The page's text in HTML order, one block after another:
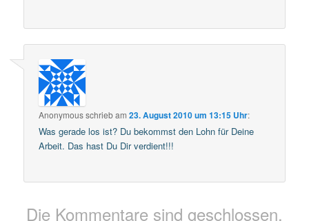
Anonymousschriebam23. August 2010 um 13:15 Uhr:
Was gerade los ist? Du bekommst den Lohn für Deine
Arbeit. Das hast Du Dir verdient!!!
Die Kommentare sind geschlossen.